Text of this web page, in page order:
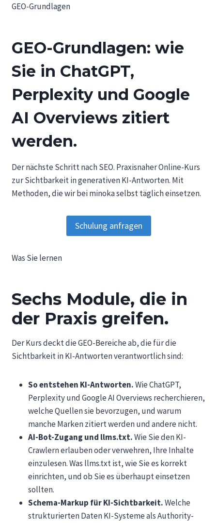
ZumGEO-Grundlagen
GEO-Grundlagen: wie
Sie in ChatGPT,
Perplexity und Google
AI Overviews zitiert
werden.
Der nächste Schritt nach SEO. Praxisnaher Online-Kurs
zur Sichtbarkeit in generativen KI-Antworten. Mit
Methoden, die wir bei minoka selbst täglich einsetzen.
Schulung anfragen
Was Sie lernen
Sechs Module, die in
der Praxis greifen.
Der Kurs deckt die GEO-Bereiche ab, die für die
Sichtbarkeit in KI-Antworten verantwortlich sind:
So entstehen KI-Antworten.Wie ChatGPT,
Perplexity und Google AI Overviews recherchieren,
welche Quellen sie bevorzugen, und warum
manche Marken zitiert werden und andere nicht.
AI-Bot-Zugang und llms.txt.Wie Sie den KI-
Crawlern erlauben oder verwehren, Ihre Inhalte
einzulesen. Was llms.txt ist, wie Sie es korrekt
einrichten, und ob Sie es überhaupt einsetzen
sollten.
Schema-Markup für KI-Sichtbarkeit.Welche
strukturierten Daten KI-Systeme als Authority-